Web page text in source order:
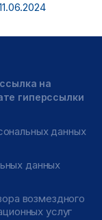
на
гиперссылки
данных
данных
возмездного
услуг